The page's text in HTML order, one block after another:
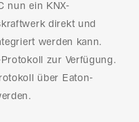
nun ein KNX-
direkt und
werden kann.
zur Verfügung.
über Eaton-